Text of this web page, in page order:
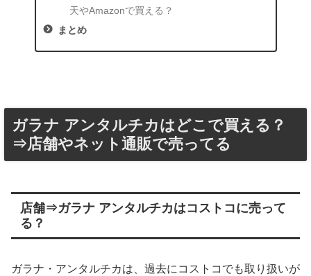
天やAmazonで買える？
まとめ
ガラナ アンタルチカはどこで買える？
⇒店舗やネット通販で売ってる
店舗⇒ガラナ アンタルチカはコストコに売って
る？
ガラナ・アンタルチカは、過去にコストコでも取り扱いが